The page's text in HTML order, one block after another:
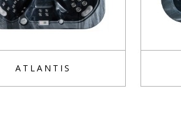
ATLANTIS